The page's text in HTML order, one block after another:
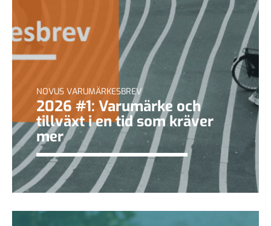
NOVUS VARUMÄRKESBREV
2026 #1: Varumärke och
tillväxt i en tid som kräver
mer